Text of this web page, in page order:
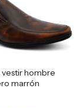
hombre
marrón